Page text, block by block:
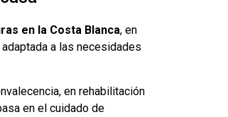
en la Costa Blanca, en
a las necesidades
en rehabilitación
en el cuidado de